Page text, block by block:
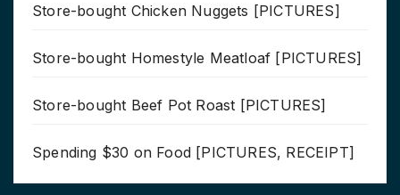
Store-bought Chicken Nuggets [PICTURES]
Store-bought Homestyle Meatloaf [PICTURES]
Store-bought Beef Pot Roast [PICTURES]
Spending $30 on Food [PICTURES, RECEIPT]